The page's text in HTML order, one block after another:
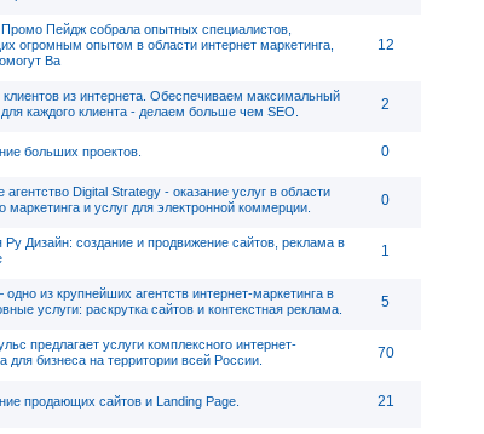
Пейдж собрала опытных специалистов,
огромным опытом в области интернет маркетинга,
Ва
12
из интернета. Обеспечиваем максимальный
для каждого клиента - делаем больше чем SEO.
2
больших проектов. 0
агентство Digital Strategy - оказание услуг в области
маркетинга и услуг для электронной коммерции.
0
Ру Дизайн: создание и продвижение сайтов, реклама в
1
из крупнейших агентств интернет-маркетинга в
услуги: раскрутка сайтов и контекстная реклама.
5
предлагает услуги комплексного интернет-
для бизнеса на территории всей России.
70
продающих сайтов и Landing Page. 21